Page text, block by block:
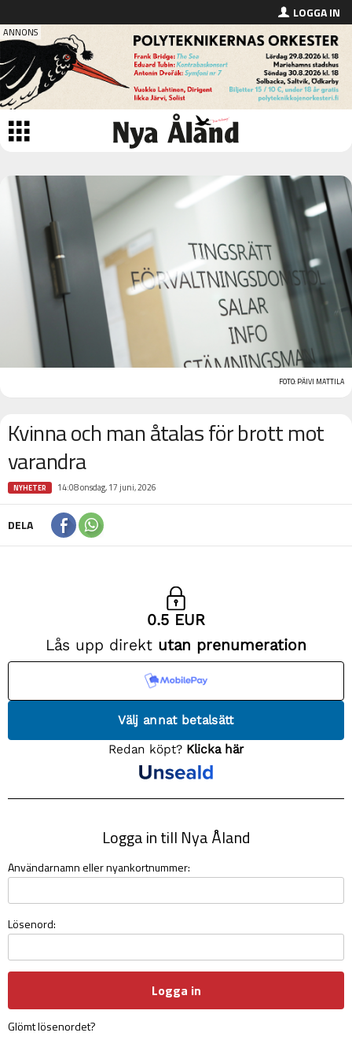
LOGGA IN
FOTO: PÄIVI MATTILA
Kvinna och man åtalas för brott mot
varandra
NYHETER 14:08 onsdag, 17 juni, 2026
DELA